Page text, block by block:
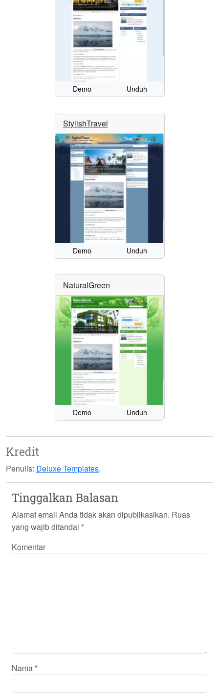
Demo Unduh
StylishTravel
Demo Unduh
NaturalGreen
Demo Unduh
Kredit
Penulis: Deluxe Templates.
Tinggalkan Balasan
Alamat email Anda tidak akan dipublikasikan. Ruas
yang wajib ditandai *
Komentar
Nama *